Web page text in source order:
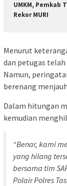
UMKM, Pemkab
Rekor MURI
Menurut
dan petugas
Namun,
berenang
Dalam hitungan
kemudian
“Benar, kami
yang hilang
bersama tim
Polair Polres